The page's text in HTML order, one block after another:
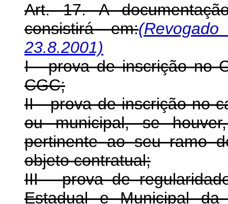
Art. 17. A
consistirá em:
23.8.2001)
I - prova de inscrição no
CGC;
II - prova de inscrição no
ou municipal, se
pertinente ao seu ramo
objeto contratual;
III - prova de
Estadual e Municipal